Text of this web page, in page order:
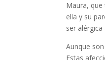
Maura,
ella y su
ser alérgica
Aunque
Estas